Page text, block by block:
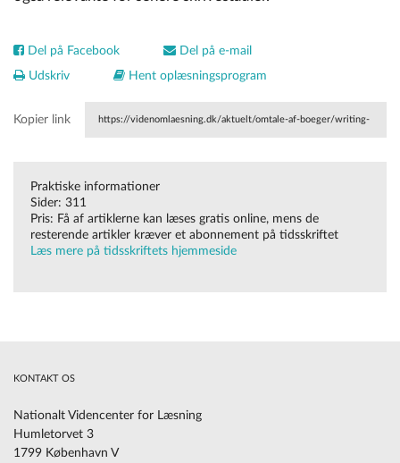
Del på Facebook
Del på e-mail
Udskriv
Hent oplæsningsprogram
Kopier link https://videnomlaesning.dk/aktuelt/omtale-af-boeger/writing-
in-scandinavia/
Praktiske informationer
Sider: 311
Pris: Få af artiklerne kan læses gratis online, mens de
resterende artikler kræver et abonnement på tidsskriftet
Læs mere på tidsskriftets hjemmeside
KONTAKT OS
Nationalt Videncenter for Læsning
Humletorvet 3
1799 København V